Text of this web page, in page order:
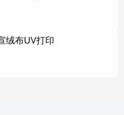
绒布UV打印